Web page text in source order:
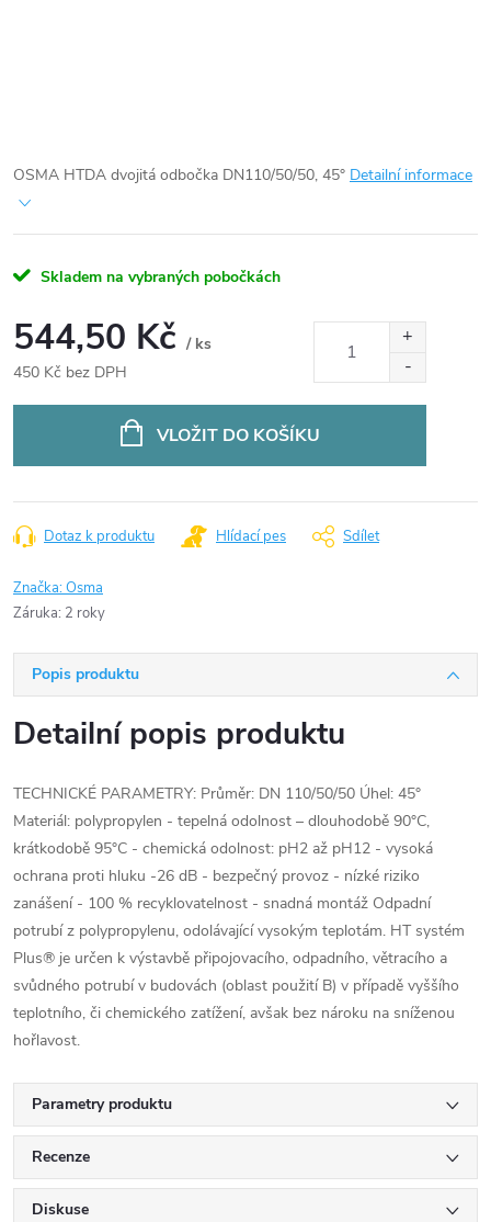
OSMA HTDA dvojitá odbočka DN110/50/50, 45° Detailní informace
Skladem na vybraných pobočkách
544,50 Kč / ks
450 Kč bez DPH
VLOŽIT DO KOŠÍKU
Dotaz k produktu Hlídací pes Sdílet
Značka:Osma
Záruka: 2 roky
Popis produktu
Detailní popis produktu
TECHNICKÉ PARAMETRY: Průměr: DN 110/50/50 Úhel: 45°
Materiál: polypropylen - tepelná odolnost – dlouhodobě 90°C,
krátkodobě 95°C - chemická odolnost: pH2 až pH12 - vysoká
ochrana proti hluku -26 dB - bezpečný provoz - nízké riziko
zanášení - 100 % recyklovatelnost - snadná montáž Odpadní
potrubí z polypropylenu, odolávající vysokým teplotám. HT systém
Plus® je určen k výstavbě připojovacího, odpadního, větracího a
svůdného potrubí v budovách (oblast použití B) v případě vyššího
teplotního, či chemického zatížení, avšak bez nároku na sníženou
hořlavost.
Parametry produktu
Recenze
Diskuse